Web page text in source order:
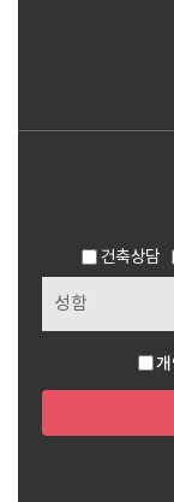
건축상담
개